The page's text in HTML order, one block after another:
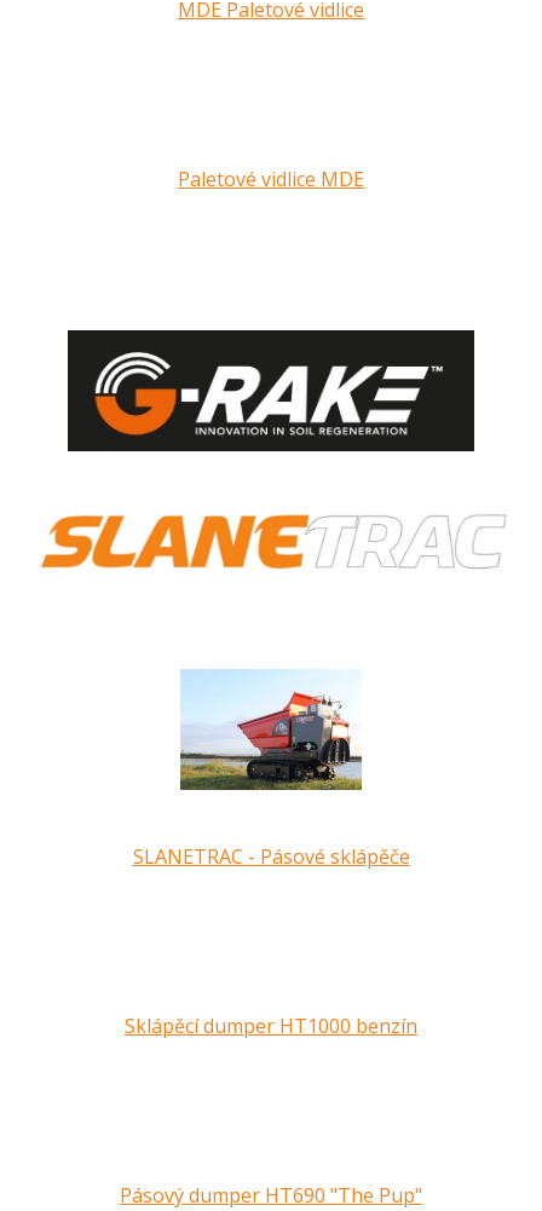
MDE Paletové vidlice
Paletové vidlice MDE
SLANETRAC - Pásové sklápěče
Sklápěcí dumper HT1000 benzín
Pásový dumper HT690 "The Pup"